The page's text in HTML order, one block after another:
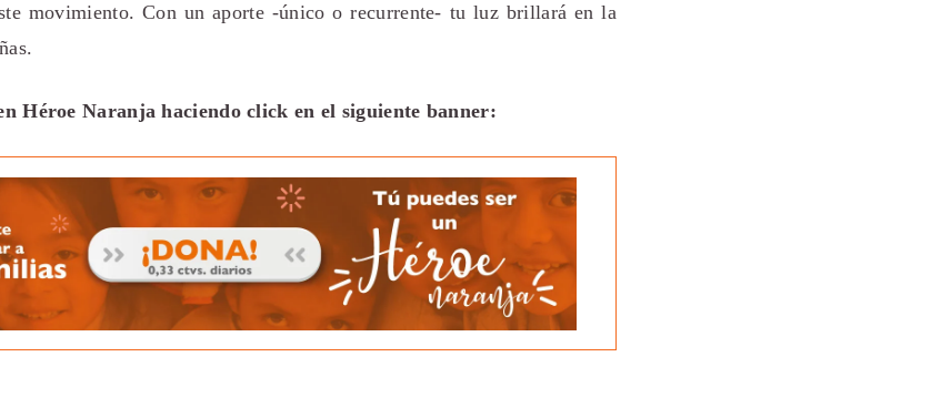
movimiento. Con un aporte -único o recurrente- tu luz brillará en la
Héroe Naranja haciendo click en el siguiente banner: